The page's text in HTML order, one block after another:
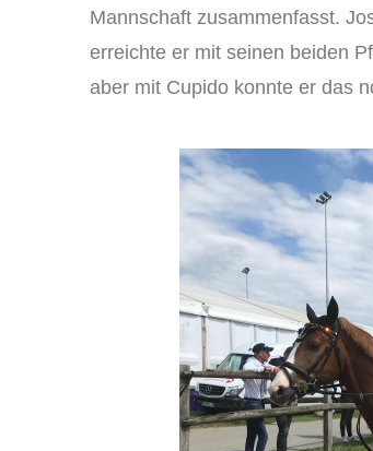
Mannschaft zusammenfasst.
erreichte er mit seinen beiden
aber mit Cupido konnte er das